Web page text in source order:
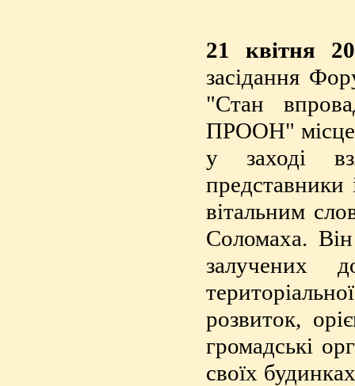
21 квітня
засідання
"Стан
ПРООН"
у заході
представники
вітальним
Соломаха.
залучених
розвиток,
громадські
своїх